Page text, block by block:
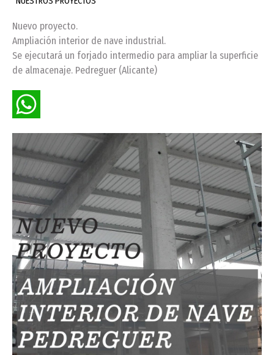
Nuevo proyecto.
Ampliación interior de nave industrial.
Se ejecutará un forjado intermedio para ampliar la superficie
de almacenaje. Pedreguer (Alicante)